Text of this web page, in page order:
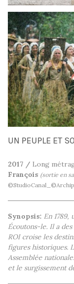
UN PEUPLE ET
2017 / Long
François (sortie en
Synopsis: En
Écoutons-le. Il a des
ROI croise les
figures historiques.
Assemblée
et le surgissement